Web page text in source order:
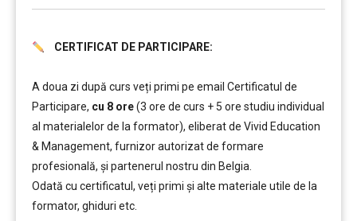
CERTIFICAT DE PARTICIPARE:
A doua zi după curs veți primi pe email Certificatul de
Participare, cu 8 ore(3 ore de curs + 5 ore studiu individual
al materialelor de la formator), eliberat de Vivid Education
& Management, furnizor autorizat de formare
profesională, și partenerul nostru din Belgia.
Odată cu certificatul, veți primi și alte materiale utile de la
formator, ghiduri etc.